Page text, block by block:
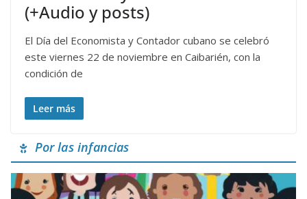
(+Audio y posts)
El Día del Economista y Contador cubano se celebró
este viernes 22 de noviembre en Caibarién, con la
condición de
Leer más
Por las infancias